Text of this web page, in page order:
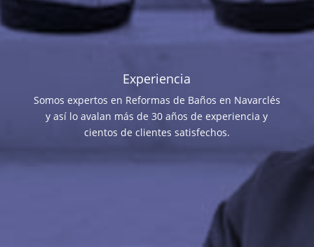
Experiencia
Somos expertos en Reformas de Baños en Navarclés
y así lo avalan más de 30 años de experiencia y
cientos de clientes satisfechos.